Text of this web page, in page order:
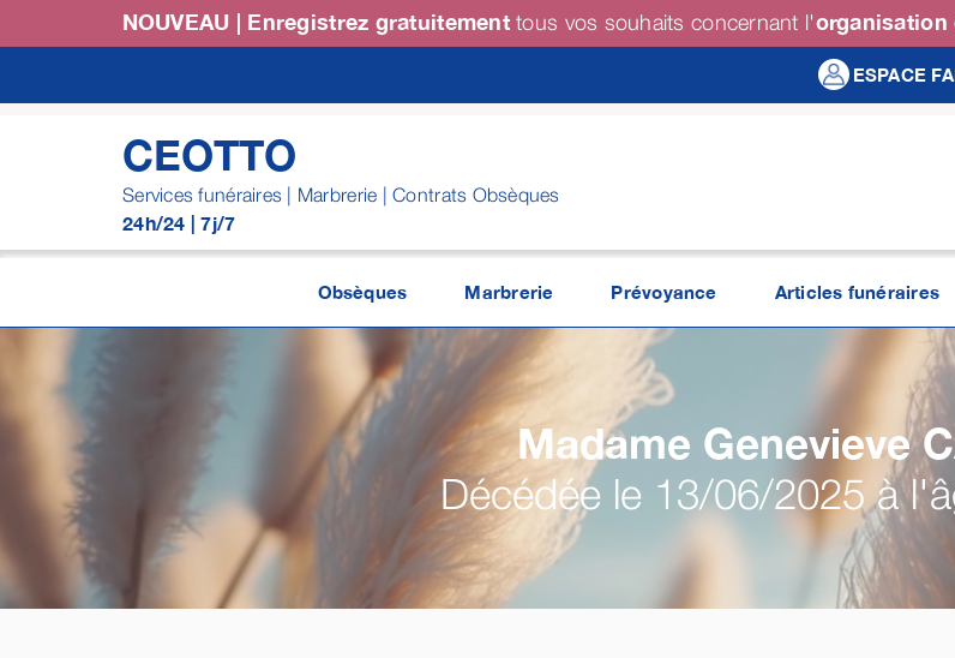
au
NOUVEAU | Enregistrez gratuitement tous vos souhaits concernant l'organisation
ESPACE
CEOTTO
Services funéraires | Marbrerie | Contrats Obsèques
24h/24 | 7j/7
Obsèques Marbrerie Prévoyance Articles funéraires
Madame Genevieve
Décédée le 13/06/2025 à